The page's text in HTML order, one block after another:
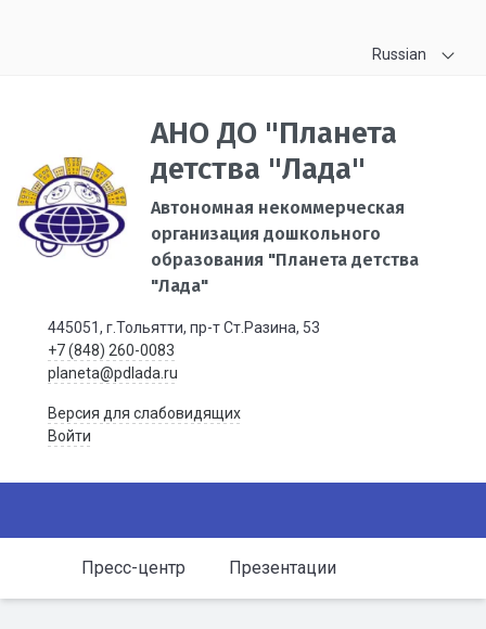
Russian
АНО ДО "Планета
детства "Лада"
Автономная некоммерческая
организация дошкольного
образования "Планета детства
"Лада"
445051, г.Тольятти, пр-т Ст.Разина, 53
+7 (848) 260-0083
planeta@pdlada.ru
Версия для слабовидящих
Войти
Пресс-центр Презентации